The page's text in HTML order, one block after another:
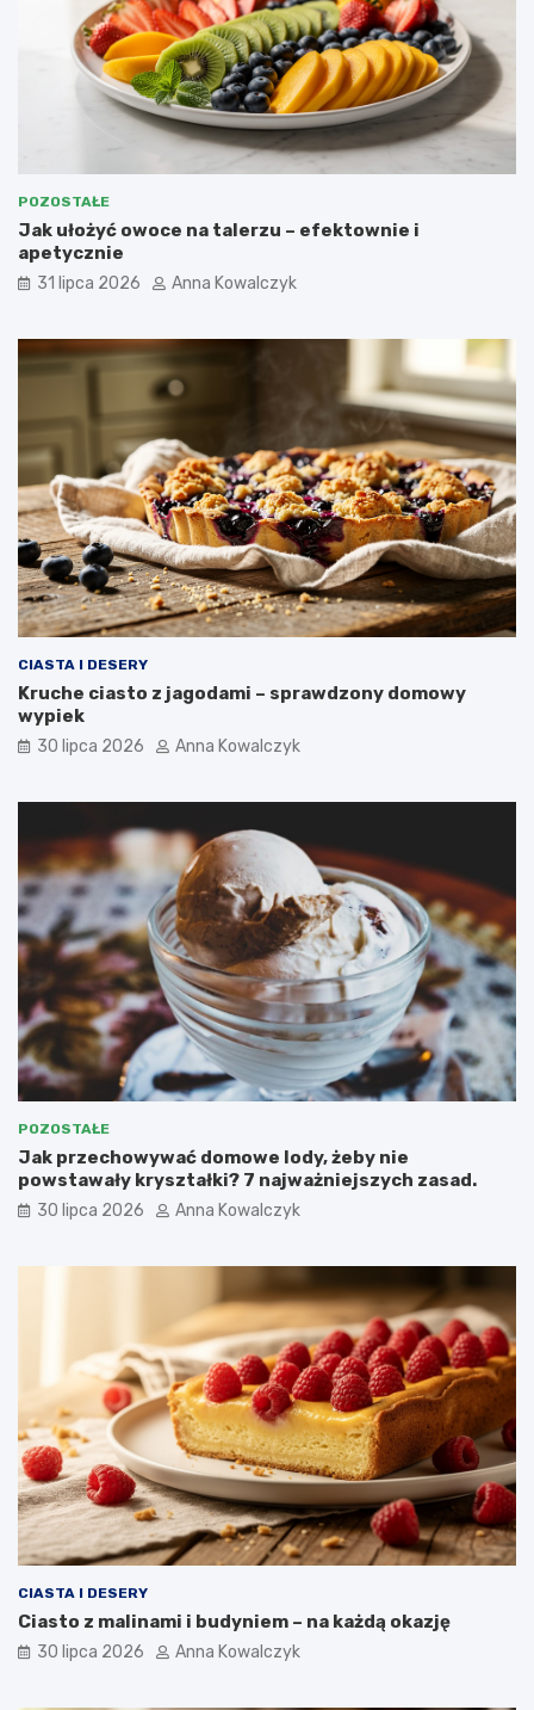
POZOSTAŁE
Jak ułożyć owoce na talerzu – efektownie i
apetycznie
31 lipca 2026 Anna Kowalczyk
CIASTA I DESERY
Kruche ciasto z jagodami – sprawdzony domowy
wypiek
30 lipca 2026 Anna Kowalczyk
POZOSTAŁE
Jak przechowywać domowe lody, żeby nie
powstawały kryształki? 7 najważniejszych zasad.
30 lipca 2026 Anna Kowalczyk
CIASTA I DESERY
Ciasto z malinami i budyniem – na każdą okazję
30 lipca 2026 Anna Kowalczyk